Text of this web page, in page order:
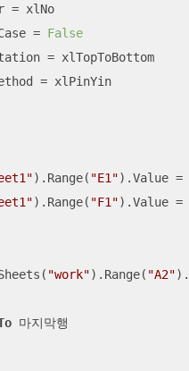
= xlNo
=
False
= xlTopToBottom
= xlPinYin
).Range( "E1").Value =
).Range( "F1").Value =
"work").Range( "A2"
마지막행